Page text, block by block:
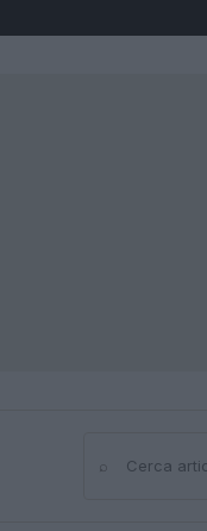
⌕Cerca